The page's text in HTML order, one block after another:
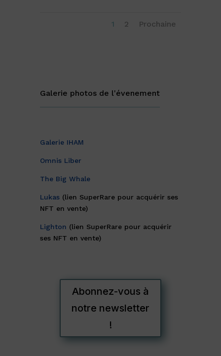
1 2 Prochaine
Galerie photos de l'évenement
Galerie IHAM
Omnis Liber
The Big Whale
Lukas(lien SuperRare pour acquérir ses
NFT en vente)
Lighton (lien SuperRare pour acquérir
ses NFT en vente)
Abonnez-vous à
notre newsletter
!